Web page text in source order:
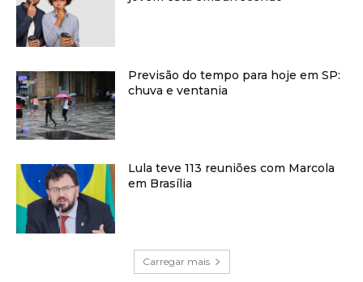
Previsão do tempo para hoje em SP:
chuva e ventania
Lula teve 113 reuniões com Marcola
em Brasília
Carregar mais